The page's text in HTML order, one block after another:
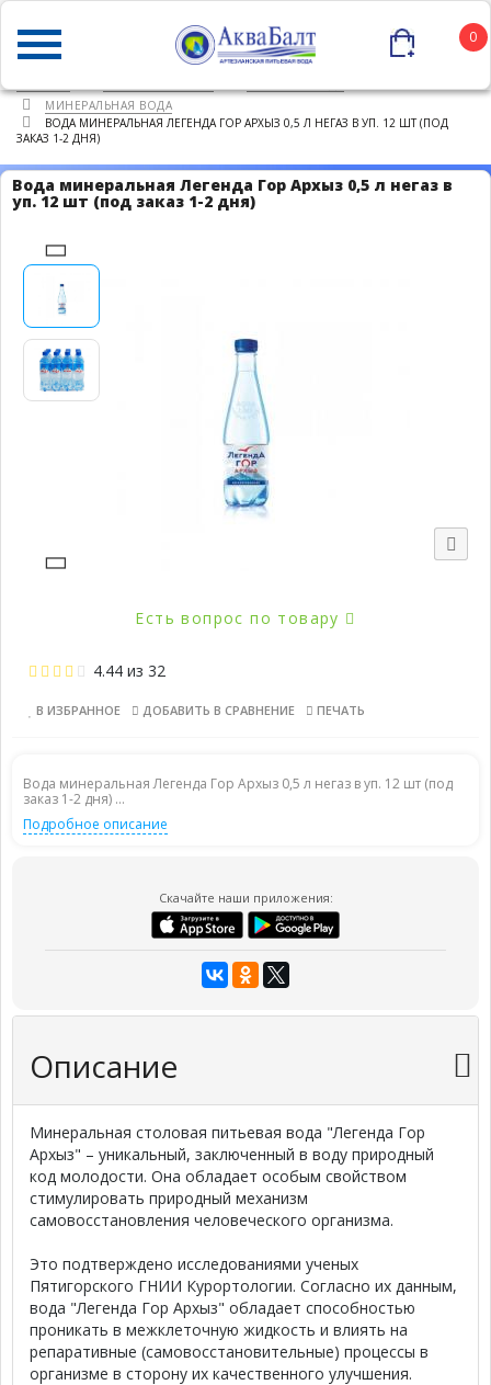
0
МИНЕРАЛЬНАЯ ВОДА
ВОДА МИНЕРАЛЬНАЯ ЛЕГЕНДА ГОР АРХЫЗ 0,5 Л НЕГАЗ В УП. 12 ШТ (ПОД
ЗАКАЗ 1-2 ДНЯ)
Вода минеральная Легенда Гор Архыз 0,5 л негаз в
уп. 12 шт (под заказ 1-2 дня)
Есть вопрос по товару
4.44 из 32
В ИЗБРАННОЕ ДОБАВИТЬ В СРАВНЕНИЕ ПЕЧАТЬ
Вода минеральная Легенда Гор Архыз 0,5 л негаз в уп. 12 шт (под
заказ 1-2 дня) ...
Подробное описание
Скачайте наши приложения:
Описание
Минеральная столовая питьевая вода "Легенда Гор
Архыз" – уникальный, заключенный в воду природный
код молодости. Она обладает особым свойством
стимулировать природный механизм
самовосстановления человеческого организма.
Это подтверждено исследованиями ученых
Пятигорского ГНИИ Курортологии. Согласно их данным,
вода "Легенда Гор Архыз" обладает способностью
проникать в межклеточную жидкость и влиять на
репаративные (самовосстановительные) процессы в
организме в сторону их качественного улучшения.